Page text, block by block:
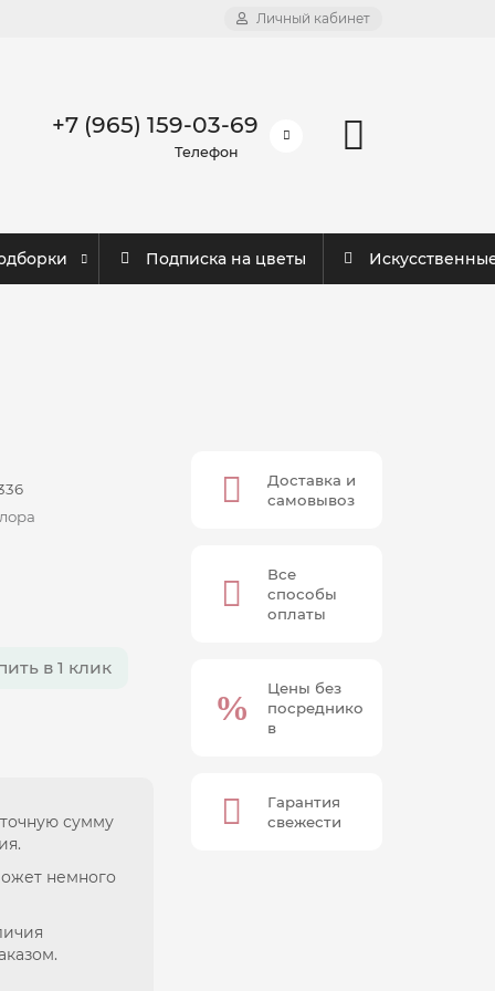
Личный кабинет
+7 (965) 159-03-69
Телефон
Подписка на цветы
в 1 клик
сумму
немного
Доставка и
самовывоз
Все
способы
оплаты
Цены без
посреднико
в
Гарантия
свежести